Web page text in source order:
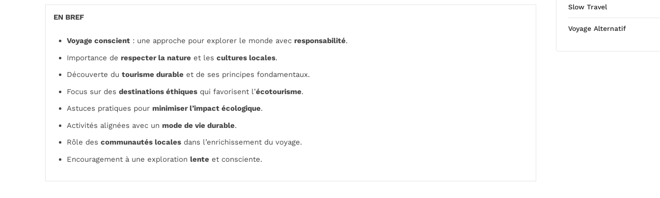
EN BREF
Voyage conscient : une approche pour explorer le monde avec responsabilité.
Importance de respecter la nature et les cultures locales.
Découverte du tourisme durable et de ses principes fondamentaux.
Focus sur des destinations éthiques qui favorisent l’écotourisme.
Astuces pratiques pour minimiser l’impact écologique.
Activités alignées avec un mode de vie durable.
Rôle des communautés locales dans l’enrichissement du voyage.
Encouragement à une exploration lente et consciente.
Slow Travel
Voyage Alternatif